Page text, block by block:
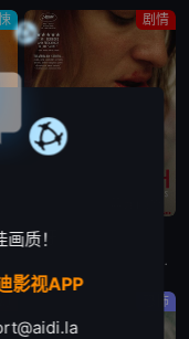
白骨圣殿
剧情
狗牙
本片讲述了一个与世隔绝的奇怪家庭。家庭成员由一对父母和大儿子、两个女儿组成，一家五口终日生活在一座隐秘的大宅子里。三个孩子自小被父亲隔离于此，他们不能接触除父母外的人，对高墙之外的世界几乎一无所知
恐怖
质！
影视APP